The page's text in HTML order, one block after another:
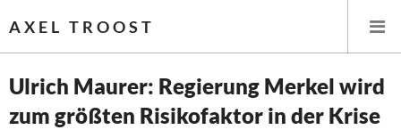
AXEL TROOST
Startseite
Ulrich Maurer: Regierung Merkel wird
zum größten Risikofaktor in der Krise